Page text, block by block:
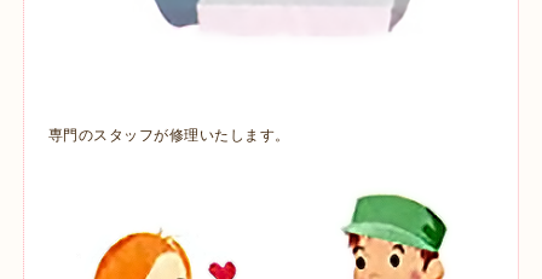
専門のスタッフが修理いたします。